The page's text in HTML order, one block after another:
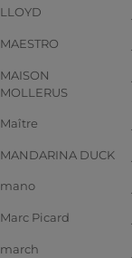
LLOYD
MAESTRO
MAISON
MOLLERUS
Maître
MANDARINA DUCK
mano
Marc Picard
march